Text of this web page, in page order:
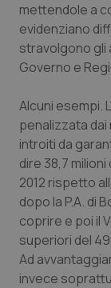
Rene &
Sangue
Tiroide
Tumore
Tumore
mettendole a
evidenziano
stravolgono gli
Governo e
Alcuni esempi.
penalizzata dai
introiti da
dire 38,7
2012 rispetto
dopo la P.A. di
coprire e poi il
superiori del
Ad
invece